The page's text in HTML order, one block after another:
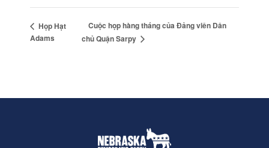
Họp Hạt
Adams
Cuộc họp hàng tháng của Đảng viên Dân
chủ Quận Sarpy